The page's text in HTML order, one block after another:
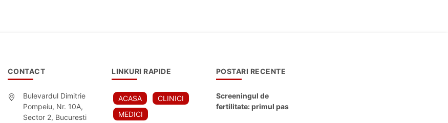
CONTACT
Bulevardul Dimitrie
Pompeiu, Nr. 10A,
Sector 2, Bucuresti
LINKURI RAPIDE
ACASA
CLINICI
MEDICI
POSTARI RECENTE
Screeningul de
fertilitate: primul pas